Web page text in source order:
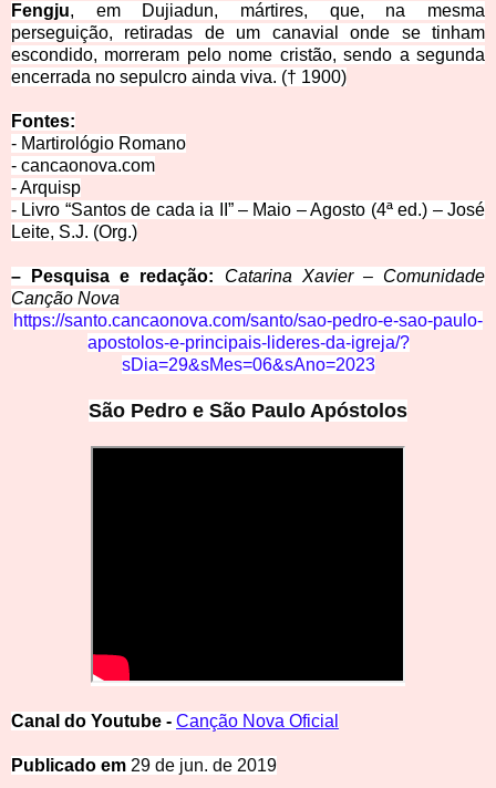
Fengju, em Dujiadun, mártires, que, na mesma
perseguição, retiradas de um canavial onde se tinham
escondido, morreram pelo nome cristão, sendo a segunda
encerrada no sepulcro ainda viva. († 1900)
Fontes:
- Martirológio Romano
- cancaonova.com
- Arquisp
- Livro “Santos de cada ia II” – Maio – Agosto (4ª ed.) – José
Leite, S.J. (Org.)
– Pesquisa e redação:
Catarina Xavier – Comunidade
Canção Nova
https://santo.cancaonova.com/santo/sao-pedro-e-sao-paulo-
apostolos-e-principais-lideres-da-igreja/?
sDia=29&sMes=06&sAno=2023
São Pedro e São Paulo Apósto los
Canal do Youtube - Canção Nova Oficial
Publicado em 29 de jun. de 2019